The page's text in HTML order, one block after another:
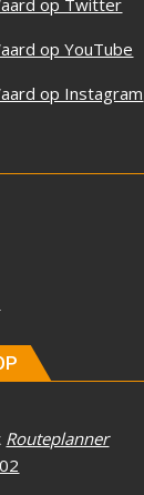
op Twitter
op YouTube
op Instagram
Routeplanner